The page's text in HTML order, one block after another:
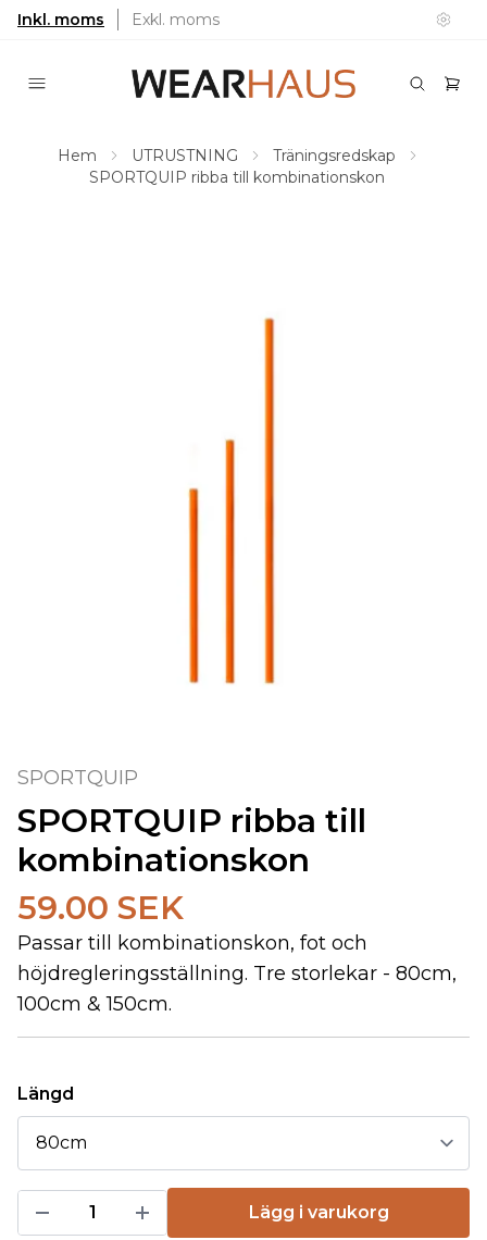
Inkl. moms Exkl. moms
Hem UTRUSTNING
Träningsredskap
SPORTQUIP ribba till kombinationskon
SPORTQUIP
SPORTQUIP ribba till
kombinationskon
59.00 SEK
Passar till kombinationskon, fot och
höjdregleringsställning. Tre storlekar - 80cm,
100cm & 150cm.
Längd
Lägg i varukorg